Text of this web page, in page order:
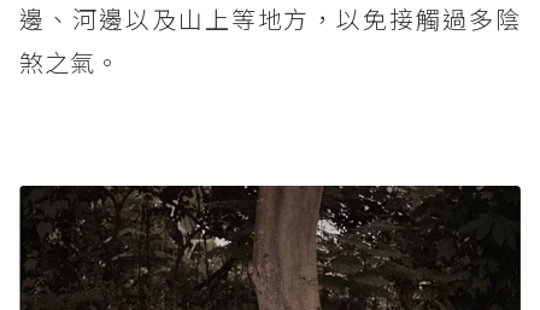
邊、河邊以及山上等地方，以免接觸過多陰
煞之氣。